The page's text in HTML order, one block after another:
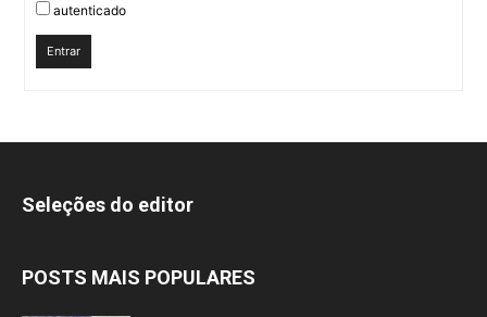
autenticado
Entrar
Seleções do editor
POSTS MAIS POPULARES